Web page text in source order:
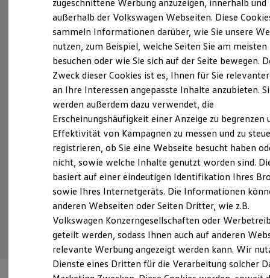
ID. Tutorials
Der neue ID. Polo
Der ID.4
Der ID.4 GTX
Der ID.5 GTX
Der ID.7 GTX
Der ID.7 Tourer
Der ID.7 GTX Tourer
Der neue ID. Cross
Elektrofahrzeugkonzepte
ID. EVERY1
Reichweite
Reichweite der ID. Modelle
Reichweite im Winter
Rekuperation
Laden unterwegs
Laden Zuhause
Ladestationen finden
Ladezeitensimulator
Batterie
Sicherheit
Garantie und Lebensdauer
Probefahrt vereinbaren
Fahrzeugangebot anfordern
Servicetermin buchen
Serviceanfrage stellen
zugeschnittene Werbung anzuzeigen, innerhalb und
außerhalb der Volkswagen Webseiten. Diese
sammeln Informationen darüber, wie Sie unsere
nutzen, zum Beispiel, welche Seiten Sie am meisten
besuchen oder wie Sie sich auf der Seite bewegen.
Zweck dieser Cookies ist es, Ihnen für Sie
an Ihre Interessen angepasste Inhalte anzubieten.
werden außerdem dazu verwendet, die
Erscheinungshäufigkeit einer Anzeige zu begrenzen
Effektivität von Kampagnen zu messen und zu
registrieren, ob Sie eine Webseite besucht haben
nicht, sowie welche Inhalte genutzt worden sind.
basiert auf einer eindeutigen Identifikation Ihres
sowie Ihres Internetgeräts. Die Informationen
anderen Webseiten oder Seiten Dritter, wie z.B.
Volkswagen Konzerngesellschaften oder
geteilt werden, sodass Ihnen auch auf anderen
relevante Werbung angezeigt werden kann. Wir
Dienste eines Dritten für die Verarbeitung solcher